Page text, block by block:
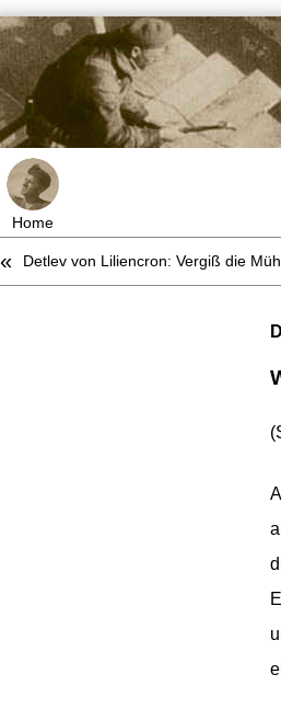
Home
« Detlev von Liliencron: Vergiß die